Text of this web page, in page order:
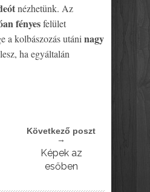
nézhetünk. Az
fényesfelület
a kolbászozás utáni nagy
lesz, ha egyáltalán
Következő poszt
→
Képek az
esőben